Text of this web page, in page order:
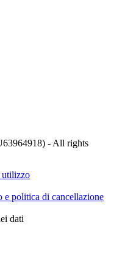
- All rights
utilizzo
e politica di cancellazione
dati